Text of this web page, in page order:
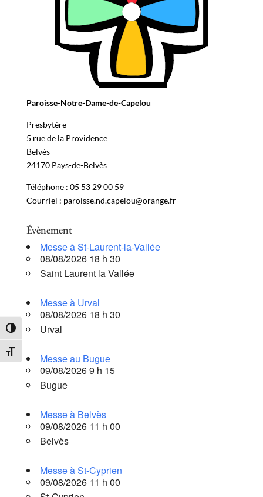
Passer en contraste élevé
Changer la taille de la police
Paroisse-Notre-Dame-de-Capelou
Presbytère
5 rue de la Providence
Belvès
24170 Pays-de-Belvès
Téléphone : 05 53 29 00 59
Courriel : paroisse.nd.capelou@orange.fr
Évènement
Messe à St-Laurent-la-Vallée
08/08/2026 18 h 30
Saint Laurent la Vallée
Messe à Urval
08/08/2026 18 h 30
Urval
Messe au Bugue
09/08/2026 9 h 15
Bugue
Messe à Belvès
09/08/2026 11 h 00
Belvès
Messe à St-Cyprien
09/08/2026 11 h 00